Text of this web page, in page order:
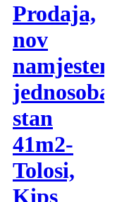
Prodaja,
nov
namjesten
jednosoban
stan
41m2-
Tolosi,
Kips